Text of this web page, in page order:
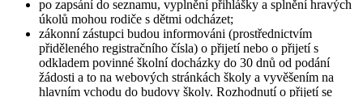
po zapsání do seznamu, vyplnění přihlášky a splnění hravých
úkolů mohou rodiče s dětmi odcházet;
zákonní zástupci budou informováni (prostřednictvím
přiděleného registračního čísla) o přijetí nebo o přijetí s
odkladem povinné školní docházky do 30 dnů od podání
žádosti a to na webových stránkách školy a vyvěšením na
hlavním vchodu do budovy školy. Rozhodnutí o přijetí se